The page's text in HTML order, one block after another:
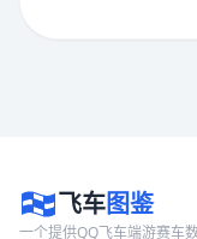
飞车图鉴
一个提供QQ飞车端游赛车